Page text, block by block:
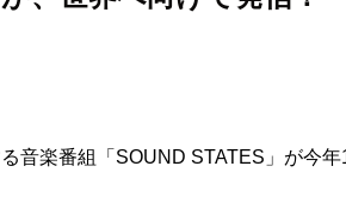
音楽番組「SOUND STATES」が今年